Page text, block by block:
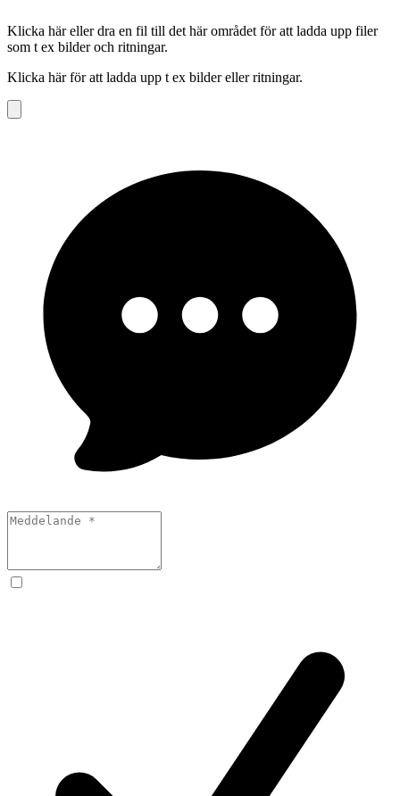
Klicka här eller dra en fil till det här området för att ladda upp filer
som t ex bilder och ritningar.
Klicka här för att ladda upp t ex bilder eller ritningar.